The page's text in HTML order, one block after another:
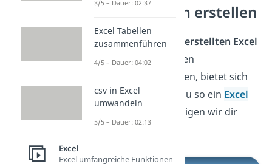
Excel Diagramm erstellen
Um die Daten in deiner erstellten Excel
Tabelle
noch ein bisschen
anschaulicher dazustellen, bietet sich
ein Diagramm an. Wie du so ein Excel
, zeigen wir dir
3/5 – Dauer: 02:37
Excel Tabellen
zusammenführen
4/5 – Dauer: 04:02
csv in Excel
umwandeln
5/5 – Dauer: 02:13
Excel
Excel umfangreiche Funktionen